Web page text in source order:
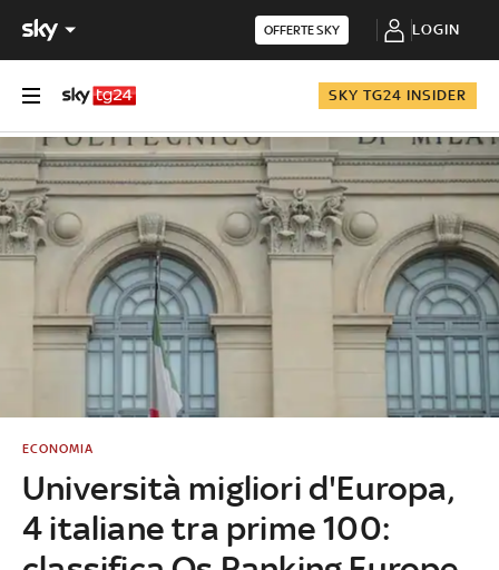
OFFERTE SKY LOGIN
SKY TG24 INSIDER
Università migliori d'Europa,
4 italiane tra prime 100:
ECONOMIA